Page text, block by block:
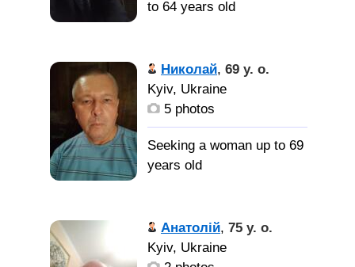
простых так проще.. кого
добрую простую
серйозную готова для
отношений и возможно
важно откуда ти с какого
города пиши
видно жизнь покажет
to 64 years old
взаимность любовь
доброта
симпатичную верную
добрую
Николай, 69 y. o.
Kyiv, Ukraine
5 photos
Seeking a woman up to 69
years old
человек со своими
недостатками и со
своими достоинствами.
Анатолій, 75 y. o.
Kyiv, Ukraine